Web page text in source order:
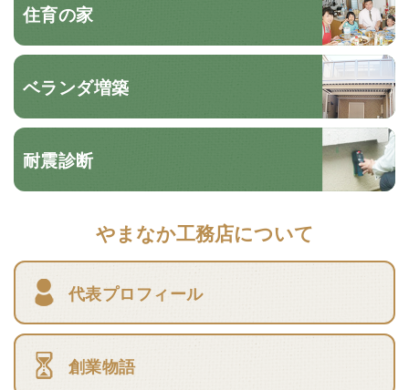
住育の家
ベランダ増築
耐震診断
やまなか工務店について
代表プロフィール
創業物語